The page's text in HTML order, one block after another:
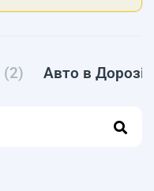
(2) Авто в Дорозі